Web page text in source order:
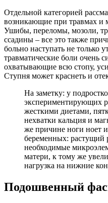
Отдельной категорией
возникающие при травмах и
Ушибы, переломы, мозоли,
ссадины – все это также
больно наступать не
травматические боли очень
охватывающие всю стопу,
Ступня может краснеть и
На заметку: у
экспериментирующих
жесткими диетами,
нехватки кальция и
же причине ноги ноет
беременных: растущий
необходимые
матери, к тому же
нагрузка на нижние
Подошвенный